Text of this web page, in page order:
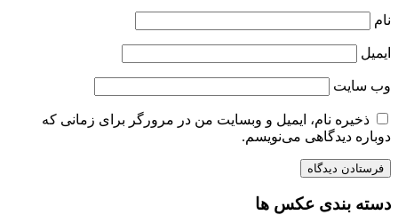
نام
ایمیل
وب‌ سایت
ذخیره نام، ایمیل و وبسایت من در مرورگر برای زمانی که
دوباره دیدگاهی می‌نویسم.
دسته بندی عکس ها